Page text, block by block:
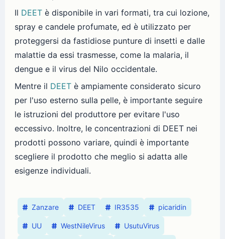
Il DEET è disponibile in vari formati, tra cui lozione,
spray e candele profumate, ed è utilizzato per
proteggersi da fastidiose punture di insetti e dalle
malattie da essi trasmesse, come la malaria, il
dengue e il virus del Nilo occidentale.
Mentre il DEET è ampiamente considerato sicuro
per l'uso esterno sulla pelle, è importante seguire
le istruzioni del produttore per evitare l'uso
eccessivo. Inoltre, le concentrazioni di DEET nei
prodotti possono variare, quindi è importante
scegliere il prodotto che meglio si adatta alle
esigenze individuali.
Zanzare DEET IR3535 picaridin
UU WestNileVirus UsutuVirus